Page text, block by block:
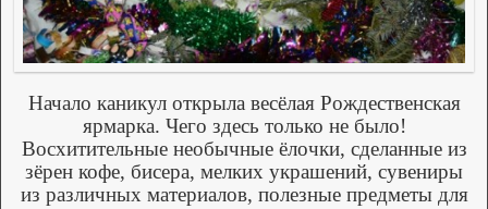
Начало каникул открыла весёлая Рождественская
ярмарка. Чего здесь только не было!
Восхитительные необычные ёлочки, сделанные из
зёрен кофе, бисера, мелких украшений, сувениры
из различных материалов, полезные предметы для